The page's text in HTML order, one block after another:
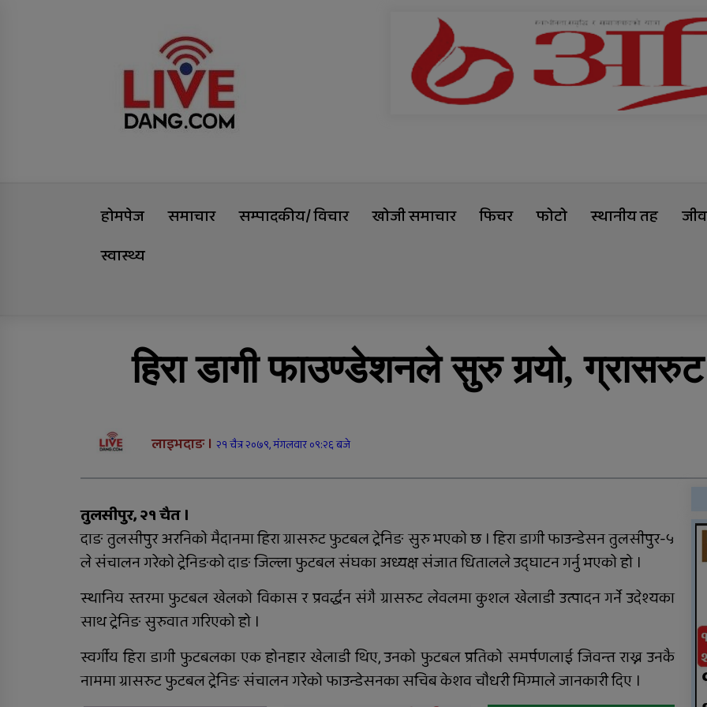
होमपेज
समाचार सम्पादकीय/ विचार खोजी समाचार फिचर फोटो स्थानीय तह
स्वास्थ्य
सडक दुर्घटनामा श्रीमान्
बीमा दाबी भुक्तानी
राति भएको मोटरसाइकल
राप्ती चक्रपथः १७ किलोमिटर दाङमै धागोबाट ‘ए फर
दुग्ध चिस्यान केन्द्र अनुदान
हिनामिना आरोपमा
आठबिसकोटका मेयरसहित ११
जनाविरुद्ध भ्रष्टाचार मुद्दा
६ महिनाअघि सजिएकी बेहुली,
हिरा डागी फाउण्डेशनले सुरु गर्‍यो,
लाइभदाङ । २१ चैत्र २०७९, मंगलवार ०९:२६ बजे
तुलसीपुर, २१ चैत ।
दाङ तुलसीपुर अरनिको मैदानमा हिरा ग्रासरुट फुटबल ट्रेनिङ सुरु भएको छ । हिरा डागी फाउन्डेसन तुलसीपुर-५
ले संचालन गरेको ट्रेनिङको दाङ जिल्ला फुटबल संघका अध्यक्ष संजात धितालले उद्घाटन गर्नु भएको हो ।
स्थानिय स्तरमा फुटबल खेलको विकास र प्रवर्द्धन संगै ग्रासरुट लेवलमा कुशल खेलाडी उत्पादन गर्ने उदेश्यका
साथ ट्रेनिङ सुरुवात गरिएको हो ।
स्वर्गीय हिरा डागी फुटबलका एक होनहार खेलाडी थिए, उनको फुटबल प्रतिको समर्पणलाई जिवन्त राख्न उनकै
नाममा ग्रासरुट फुटबल ट्रेनिङ संचालन गरेको फाउन्डेसनका सचिब केशव चौधरी मिग्माले जानकारी दिए ।